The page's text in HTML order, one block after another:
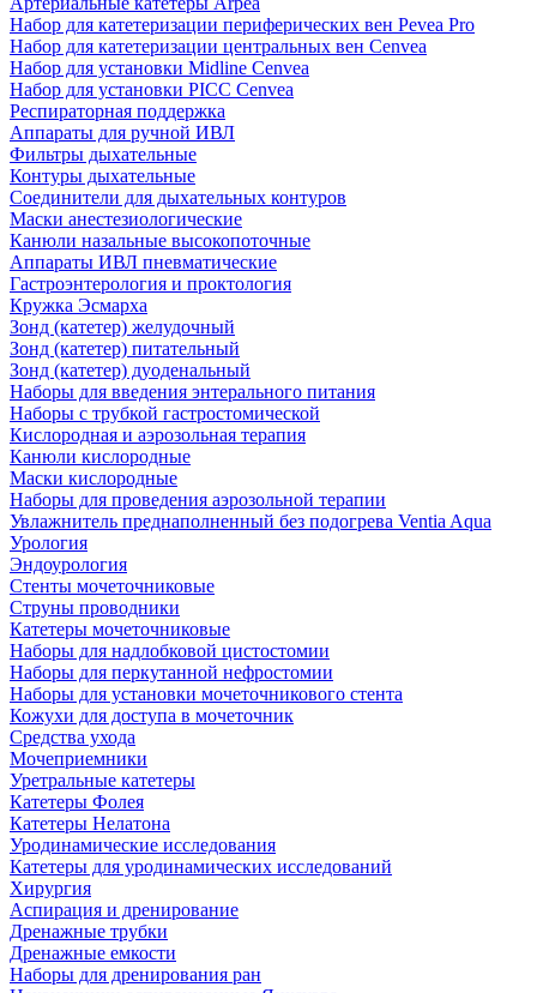
Набор для катетеризации периферических вен Pevea Pro
Набор для катетеризации центральных вен Cenvea
Набор для установки Midline Cenvea
Набор для установки PICC Cenvea
Респираторная поддержка
Аппараты для ручной ИВЛ
Фильтры дыхательные
Контуры дыхательные
Соединители для дыхательных контуров
Маски анестезиологические
Канюли назальные высокопоточные
Аппараты ИВЛ пневматические
Гастроэнтерология и проктология
Кружка Эсмарха
Зонд (катетер) желудочный
Зонд (катетер) питательный
Зонд (катетер) дуоденальный
Наборы для введения энтерального питания
Наборы с трубкой гастростомической
Кислородная и аэрозольная терапия
Канюли кислородные
Маски кислородные
Наборы для проведения аэрозольной терапии
Увлажнитель преднаполненный без подогрева Ventia Aqua
Урология
Эндоурология
Стенты мочеточниковые
Струны проводники
Катетеры мочеточниковые
Наборы для надлобковой цистостомии
Наборы для перкутанной нефростомии
Наборы для установки мочеточникового стента
Кожухи для доступа в мочеточник
Средства ухода
Мочеприемники
Уретральные катетеры
Катетеры Фолея
Катетеры Нелатона
Уродинамические исследования
Катетеры для уродинамических исследований
Хирургия
Аспирация и дренирование
Дренажные трубки
Дренажные емкости
Наборы для дренирования ран